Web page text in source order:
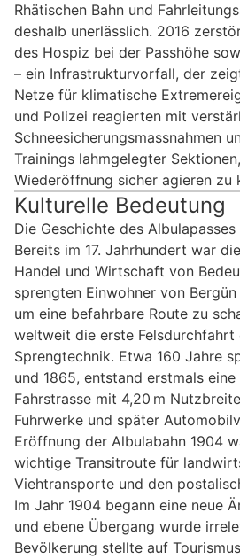
Rhätischen Bahn und
deshalb unerlässlich. 2016
des Hospiz bei der Passhöhe
– ein Infrastrukturvorfall, der
Netze für klimatische
und Polizei reagierten mit
Schneesicherungsmassnahmen
Trainings lahmgelegter
Wiederöffnung sicher agieren zu
Kulturelle Bedeutung
Die Geschichte des
Bereits im 17. Jahrhundert war
Handel und Wirtschaft von
sprengten Einwohner von
um eine befahrbare Route zu
weltweit die erste Felsdurchfahrt
Sprengtechnik. Etwa 160 Jahre
und 1865, entstand erstmals
Fahrstrasse mit 4,20 m
Fuhrwerke und später
Eröffnung der Albulabahn 1904
wichtige Transitroute für
Viehtransporte und den
Im Jahr 1904 begann eine neue
und ebene Übergang wurde
Bevölkerung stellte auf